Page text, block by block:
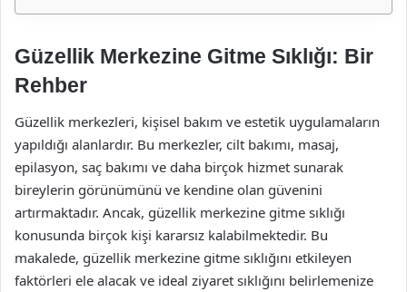
Güzellik Merkezine Gitme Sıklığı: Bir
Rehber
Güzellik merkezleri, kişisel bakım ve estetik uygulamaların
yapıldığı alanlardır. Bu merkezler, cilt bakımı, masaj,
epilasyon, saç bakımı ve daha birçok hizmet sunarak
bireylerin görünümünü ve kendine olan güvenini
artırmaktadır. Ancak, güzellik merkezine gitme sıklığı
konusunda birçok kişi kararsız kalabilmektedir. Bu
makalede, güzellik merkezine gitme sıklığını etkileyen
faktörleri ele alacak ve ideal ziyaret sıklığını belirlemenize